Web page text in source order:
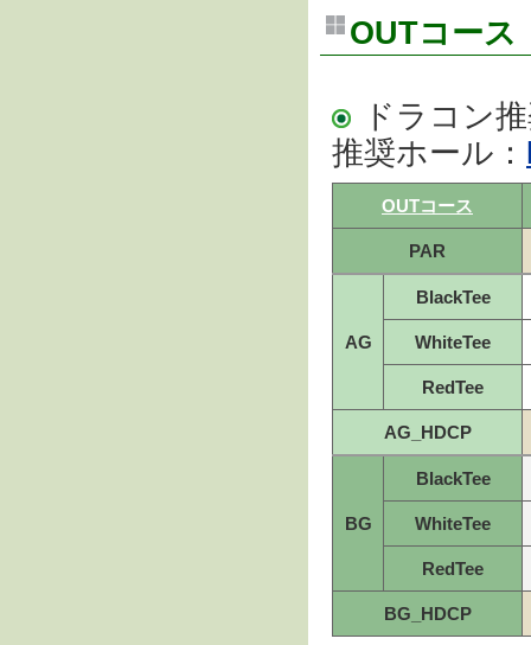
OUTコー
ドラコン
推奨ホール：
OUTコース
PAR
AG
BlackTee
WhiteTee
RedTee
AG_HDCP
BG
BlackTee
WhiteTee
RedTee
BG_HDCP